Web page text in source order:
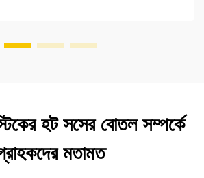
হট সসের বোতল সম্পর্কে
মতামত